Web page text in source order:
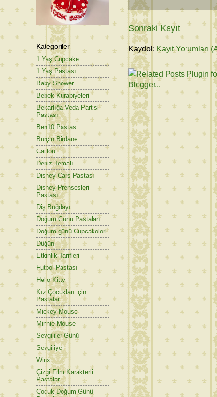
Sonraki Kayıt
Kaydol: Kayıt Yorumları
Kategoriler
1 Yaş Cupcake
1 Yaş Pastası
Baby Shower
Bebek Kurabiyeleri
Bekarlığa Veda Partisi
Pastası
Ben10 Pastası
Burçin Birdane
Caillou
Deniz Temalı
Disney Cars Pastası
Disney Prensesleri
Pastası
Diş Buğdayı
Doğum Günü Pastaları
Doğum günü Cupcakeleri
Düğün
Etkinlik Tarifleri
Futbol Pastası
Hello Kitty
Kız Çocukları için
Pastalar
Mickey Mouse
Minnie Mouse
Sevgililer Günü
Sevgiliye
Winx
Çizgi Film Karakterli
Pastalar
Çocuk Doğum Günü